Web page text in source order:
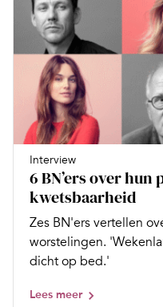
Interview
6 BN’ers over hun
kwetsbaarheid
Zes BN'ers vertellen
worstelingen.
dicht op bed.'
Lees meer